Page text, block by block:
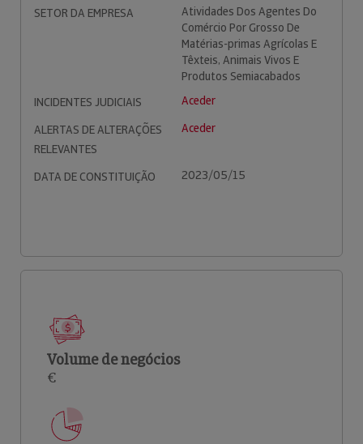
SETOR DA EMPRESA
Atividades Dos Agentes Do
Comércio Por Grosso De
Matérias-primas Agrícolas E
Têxteis, Animais Vivos E
Produtos Semiacabados
INCIDENTES JUDICIAIS
Aceder
ALERTAS DE ALTERAÇÕES
RELEVANTES
Aceder
DATA DE CONSTITUIÇÃO 2023/05/15
Volume de negócios
€